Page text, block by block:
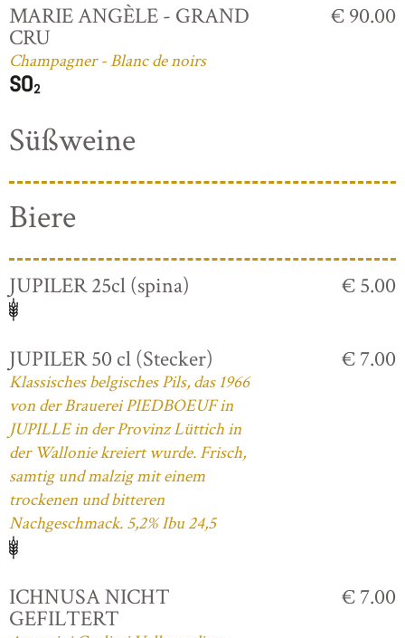
MARIE ANGÈLE - GRAND
CRU
Champagner - Blanc de noirs
€ 90.00
Süßweine
Biere
JUPILER 25cl (spina) € 5.00
JUPILER 50 cl (Stecker)
Klassisches belgisches Pils, das 1966
von der Brauerei PIEDBOEUF in
JUPILLE in der Provinz Lüttich in
der Wallonie kreiert wurde. Frisch,
samtig und malzig mit einem
trockenen und bitteren
Nachgeschmack. 5,2% Ibu 24,5
€ 7.00
ICHNUSA NICHT
GEFILTERT
€ 7.00